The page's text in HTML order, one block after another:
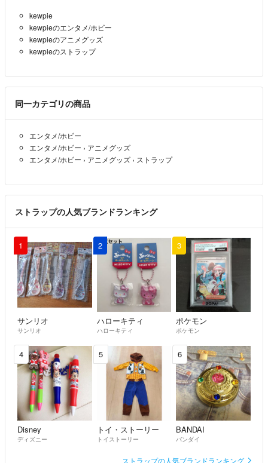
kewpie
kewpieのエンタメ/ホビー
kewpieのアニメグッズ
kewpieのストラップ
同一カテゴリの商品
エンタメ/ホビー
エンタメ/ホビー › アニメグッズ
エンタメ/ホビー › アニメグッズ › ストラップ
ストラップの人気ブランドランキング
1
サンリオ
サンリオ
2
ハローキティ
ハローキティ
3
ポケモン
ポケモン
4
Disney
ディズニー
5
トイ・ストーリー
トイストーリー
6
BANDAI
バンダイ
ストラップの人気ブランドランキング